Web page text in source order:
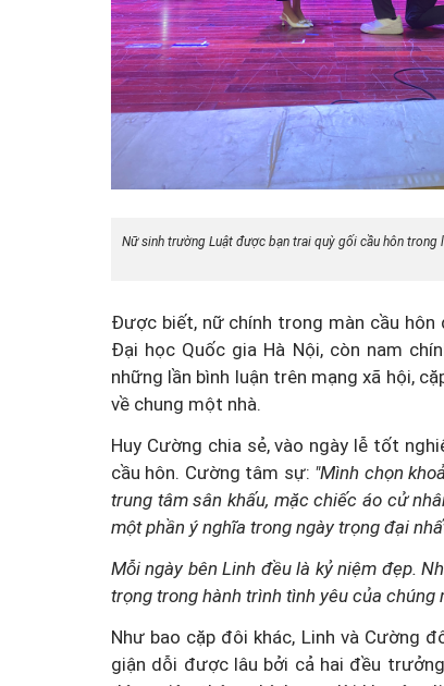
Nữ sinh trường Luật được bạn trai quỳ gối cầu hôn trong
Được biết, nữ chính trong màn cầu hôn
Đại học Quốc gia Hà Nội, còn nam
những lần bình luận trên mạng xã hội,
về chung một nhà.
Huy Cường chia sẻ, vào ngày lễ tốt
cầu hôn. Cường tâm sự: "Mình chọn
trung tâm sân khấu, mặc chiếc áo cử
một phần ý nghĩa trong ngày trọng đại
Mỗi ngày bên Linh đều là kỷ niệm đẹp.
trọng trong hành trình tình yêu của chúng
Như bao cặp đôi khác, Linh và Cường
giận dỗi được lâu bởi cả hai đều
Thanh Tâm kể
muốn nhận bạn gái